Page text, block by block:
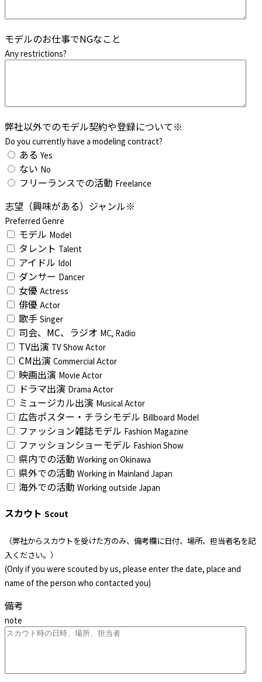
モデルのお仕事でNGなこと
Any restrictions?
弊社以外でのモデル契約や登録について※
Do you currently have a modeling contract?
ある Yes
ない No
フリーランスでの活動 Freelance
志望（興味がある）ジャンル※
Preferred Genre
モデル Model
タレント Talent
アイドル Idol
ダンサー Dancer
女優 Actress
俳優 Actor
歌手 Singer
司会、MC、ラジオ MC, Radio
TV出演 TV Show Actor
CM出演 Commercial Actor
映画出演 Movie Actor
ドラマ出演 Drama Actor
ミュージカル出演 Musical Actor
広告ポスター・チラシモデル Billboard Model
ファッション雑誌モデル Fashion Magazine
ファッションショーモデル Fashion Show
県内での活動 Working on Okinawa
県外での活動 Working in Mainland Japan
海外での活動 Working outside Japan
スカウト Scout
（弊社からスカウトを受けた方のみ、備考欄に日付、場所、担当者名を記
入ください。）
(Only if you were scouted by us, please enter the date, place and
name of the person who contacted you)
備考
note